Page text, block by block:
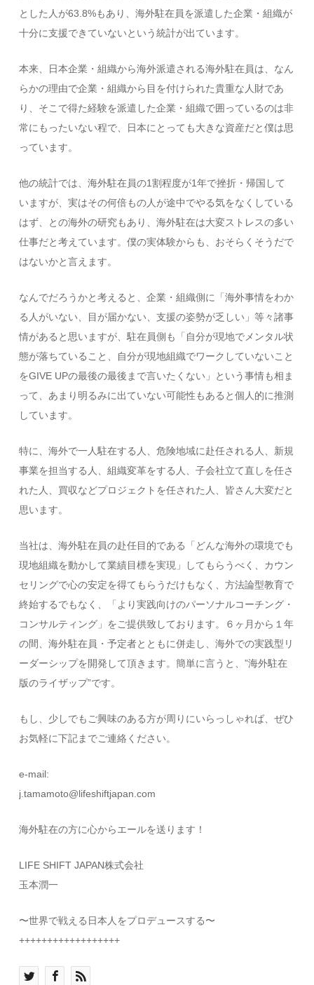
とした人が63.8%もあり、海外駐在員を派遣した企業・組織が
十分に支援できていないという統計が出ています。
本来、日本企業・組織から海外派遣される海外駐在員は、なん
らかの理由で企業・組織から目を付けられた貴重な人財であ
り、そこで得た経験を派遣した企業・組織で囲っているのは非
常にもったいない程で、日本にとっても大きな資産だと僕は思
っています。
他の統計では、海外駐在員の1割程度が1年で挫折・帰国して
いますが、実はその何倍もの人が途中でやる気をなくしている
はず、との海外の研究もあり、海外駐在は大変ストレスの多い
仕事だと考えています。僕の実体験からも、おそらくそうだで
はないかと言えます。
なんでだろうかと考えると、企業・組織側に「海外事情をわか
る人がいない、目が届かない、支援の姿勢が乏しい」等々諸事
情があると思いますが、駐在員側も「自分が現地でメンタル状
態が落ちていること、自分が現地組織でワークしていないこと
をGIVE UPの最後の最後まで言いたくない」という事情も相ま
って、あまり明るみに出ていない可能性もあると個人的に推測
しています。
特に、海外で一人駐在する人、危険地域に赴任される人、新規
事業を担当する人、組織変革をする人、子会社立て直しを任さ
れた人、買収などプロジェクトを任された人、皆さん大変だと
思います。
当社は、海外駐在員の赴任目的である「どんな海外の環境でも
現地組織を動かして業績目標を実現」してもらうべく、カウン
セリングで心の安定を得てもらうだけもなく、方法論型教育で
終始するでもなく、「より実践向けのパーソナルコーチング・
コンサルティング」をご提供致しております。６ヶ月から１年
の間、海外駐在員・予定者とともに併走し、海外での実践型リ
ーダーシップを開発して頂きます。簡単に言うと、”海外駐在
版のライザップ”です。
もし、少しでもご興味のある方が周りにいらっしゃれば、ぜひ
お気軽に下記までご連絡ください。
e-mail:
j.tamamoto@lifeshiftjapan.com
海外駐在の方に心からエールを送ります！
LIFE SHIFT JAPAN株式会社
玉本潤一
〜世界で戦える日本人をプロデュースする〜
++++++++++++++++++